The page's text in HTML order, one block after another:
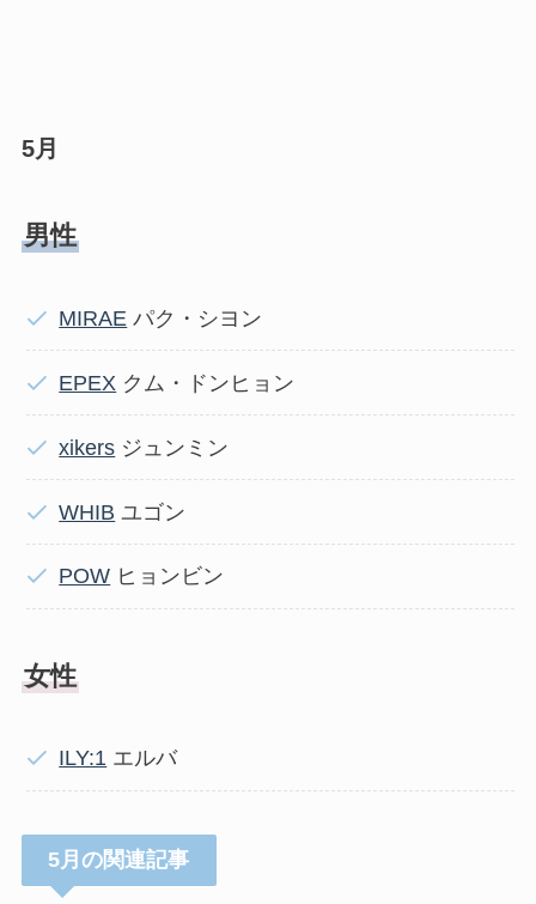
5月
男性
MIRAE パク・シヨン
EPEX クム・ドンヒョン
xikers ジュンミン
WHIB ユゴン
POW ヒョンビン
女性
ILY:1 エルバ
5月の関連記事